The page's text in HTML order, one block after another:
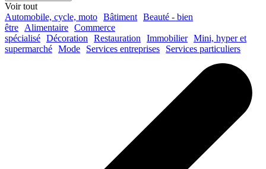
Voir tout
Automobile, cycle, moto Bâtiment Beauté - bien
être
Alimentaire Commerce
spécialisé Décoration Restauration Immobilier Mini, hyper et
supermarché Mode Services entreprises Services particuliers